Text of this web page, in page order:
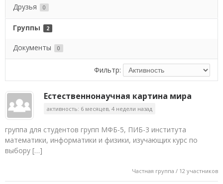
Друзья 0
Группы 2
Документы 0
Фильтр:
Естественнонаучная картина мира
активность: 6 месяцев, 4 недели назад
группа для студентов групп МФБ-5, ПИБ-3 института
математики, информатики и физики, изучающих курс по
выбору […]
Частная группа / 12 участников